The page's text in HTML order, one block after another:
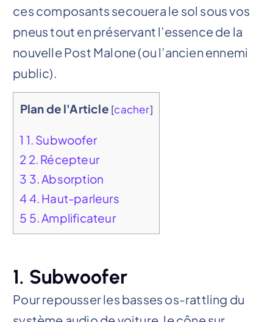
ces composants secouera le sol sous vos
pneus tout en préservant l’essence de la
nouvelle Post Malone (ou l’ancien ennemi
public).
Plan de l'Article [cacher]
1 1. Subwoofer
2 2. Récepteur
3 3. Absorption
4 4. Haut-parleurs
5 5. Amplificateur
1. Subwoofer
Pour repousser les basses os-rattling du